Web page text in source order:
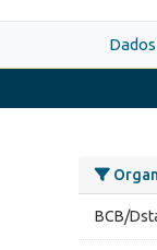
Dados
BCB/